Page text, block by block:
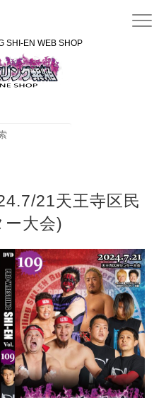
SHI-EN WEB SHOP
21天王寺区民
ー大会)